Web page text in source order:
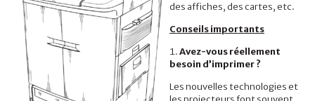
des affiches, des cartes, etc.
Conseils importants
Avez-vous réellement
besoin d’imprimer ?
Les nouvelles technologies et